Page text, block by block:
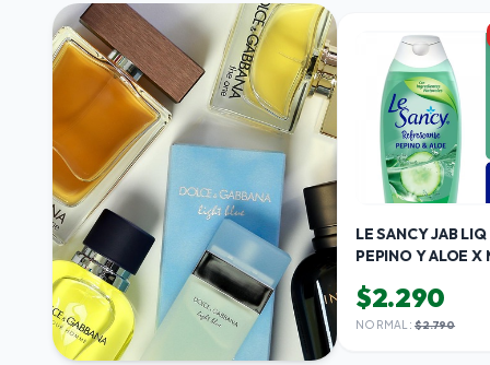
LE SANCY JAB LIQ
PEPINO Y ALOE X
$2.290
NORMAL: $2.790